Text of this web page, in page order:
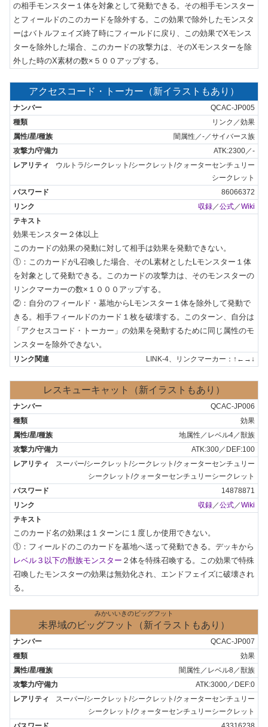
の相手モンスター１体を対象として発動できる。その相手モンスター
とフィールドのこのカードを除外する。この効果で除外したモンスタ
ーはバトルフェイズ終了時にフィールドに戻り、この効果でXモンス
ターを除外した場合、このカードの攻撃力は、そのXモンスターを除
外した時のX素材の数×５００アップする。
アクセスコード・トーカー（新イラストもあり）
QCAC-JP005
リンク／効果
闇属性／-／サイバース族
ATK:2300／-
ウルトラ/シークレット/シークレット/クォーターセンチュリー
シークレット
86066372
収録／公式／Wiki
効果モンスター２体以上
このカードの効果の発動に対して相手は効果を発動できない。
①：このカードがL召喚した場合、そのL素材としたLモンスター１体
を対象として発動できる。このカードの攻撃力は、そのモンスターの
リンクマーカーの数×１０００アップする。
②：自分のフィールド・墓地からLモンスター１体を除外して発動で
きる。相手フィールドのカード１枚を破壊する。このターン、自分は
「アクセスコード・トーカー」の効果を発動するために同じ属性のモ
ンスターを除外できない。
LINK-4、リンクマーカー：↑←→↓
レスキューキャット（新イラストもあり）
QCAC-JP006
効果
地属性／レベル4／獣族
ATK:300／DEF:100
スーパー/シークレット/シークレット/クォーターセンチュリー
シークレット/クォーターセンチュリーシークレット
14878871
収録 ／公式 ／Wiki
このカード名の効果は１ターンに１度しか使用できない。
①：フィールドのこのカードを墓地へ送って発動できる。デッキから
レベル３以下の獣族モンスター ２体を特殊召喚する。この効果で特殊
召喚したモンスターの効果は無効化され、エンドフェイズに破壊され
る。
みかいいきのビッグフット
未界域のビッグフット（新イラストもあり）
QCAC-JP007
効果
闇属性／レベル8／獣族
ATK:3000／DEF:0
スーパー/シークレット/シークレット/クォーターセンチュリー
シークレット/クォーターセンチュリーシークレット